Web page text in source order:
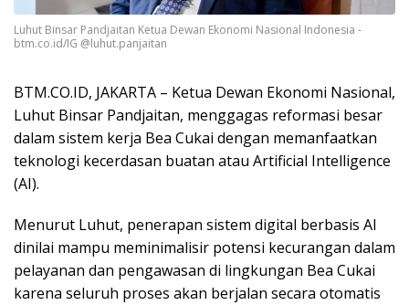
Luhut Binsar Pandjaitan Ketua Dewan Ekonomi Nasional Indonesia -
btm.co.id/IG @luhut.panjaitan
BTM.CO.ID, JAKARTA – Ketua Dewan Ekonomi Nasional,
Luhut Binsar Pandjaitan, menggagas reformasi besar
dalam sistem kerja Bea Cukai dengan memanfaatkan
teknologi kecerdasan buatan atau Artificial Intelligence
(AI).
Menurut Luhut, penerapan sistem digital berbasis AI
dinilai mampu meminimalisir potensi kecurangan dalam
pelayanan dan pengawasan di lingkungan Bea Cukai
karena seluruh proses akan berjalan secara otomatis